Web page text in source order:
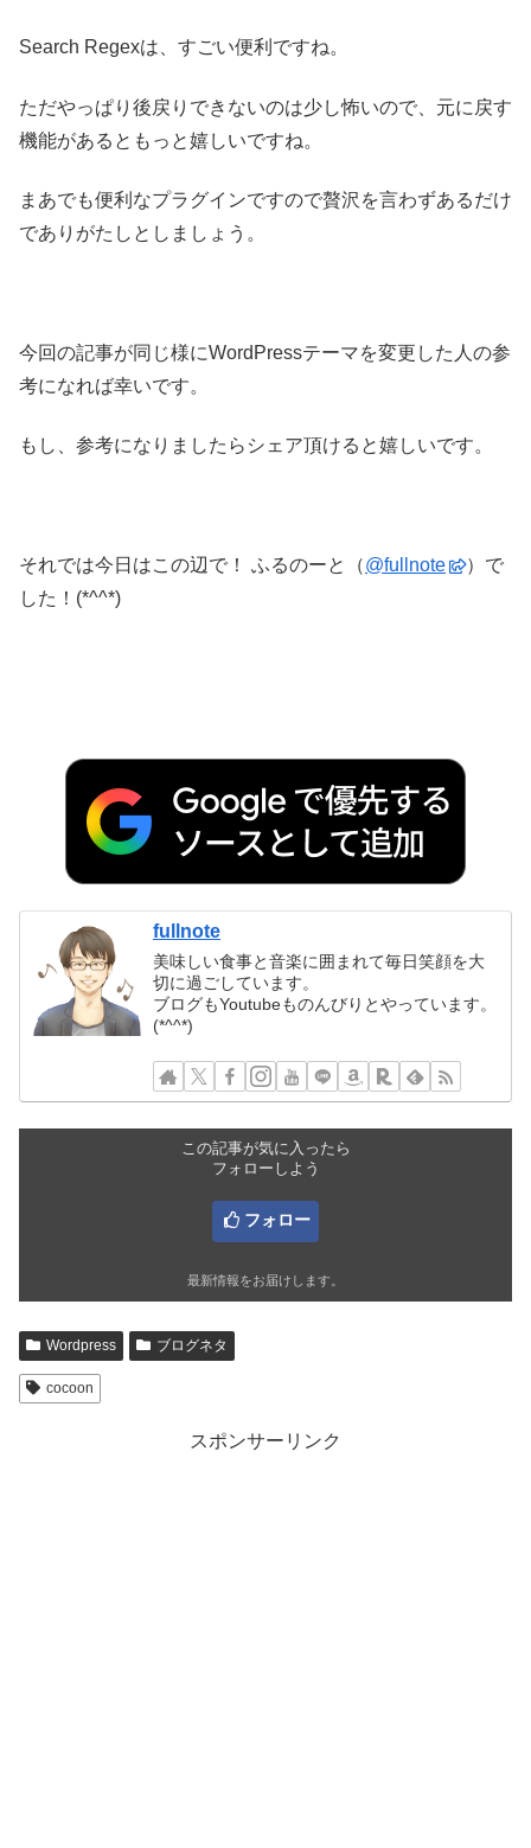
Search Regexは、すごい便利ですね。
ただやっぱり後戻りできないのは少し怖いので、元に戻す
機能があるともっと嬉しいですね。
まあでも便利なプラグインですので贅沢を言わずあるだけ
でありがたしとしましょう。
今回の記事が同じ様にWordPressテーマを変更した人の参
考になれば幸いです。
もし、参考になりましたらシェア頂けると嬉しいです。
それでは今日はこの辺で！ ふるのーと（@fullnote
）で
した！(*^^*)
fullnote
美味しい食事と音楽に囲まれて毎日笑顔を大
切に過ごしています。
ブログもYoutubeものんびりとやっています。
(*^^*)
この記事が気に入ったら
フォローしよう
フォロー
最新情報をお届けします。
Wordpress ブログネタ
cocoon
スポンサーリンク